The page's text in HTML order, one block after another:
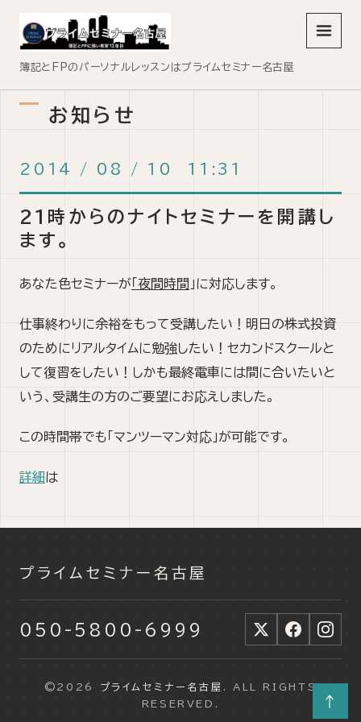
↑
簿記とFPのパーソナルレッスンはプライムセミナー名古屋
メニュ
お知らせ
2014 / 08 / 10 11:31
21時からのナイトセミナーを開講し
ます。
あなた色セミナーが 「夜間時間 」に対応します。
仕事終わりに余裕をもって受講したい！明日の株式投資
のためにリアルタイムに勉強したい！セカンドスクールと
して復習をしたい！しかも最終電車には間に合いたいと
いう、受講生の方のご要望にお応えしました。
この時間帯でも「マンツーマン対応」が可能です。
詳細は
プライムセミナー名古屋
050-5800-6999
©2026 プライムセミナー名古屋
. ALL RIGHTS
RESERVED.